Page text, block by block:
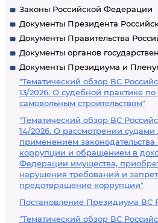
Законы Российской Федерации
Документы Президента
Документы Правительства
Документы органов
Документы Президиума и
"Тематический обзор ВС
13/2026. О судебной практике
самовольным строительством"
"Тематический обзор ВС
14/2026. О рассмотрении судами
применением законодательства
коррупции и обращением в
Федерации имущества,
нарушения требований и
предотвращение коррупции"
Постановление Президиума ВС
"Тематический обзор ВС